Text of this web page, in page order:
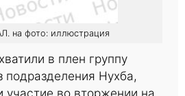
на фото: иллюстрация
в плен группу
Нухба,
участие во вторжении на